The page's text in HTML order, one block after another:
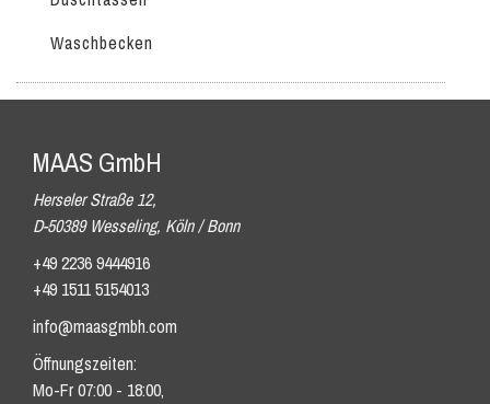
Waschbecken
MAAS GmbH
Herseler Straße 12,
D-50389 Wesseling, Köln / Bonn
+49 2236 9444916
+49 1511 5154013
info@maasgmbh.com
Öffnungszeiten:
Mo-Fr 07:00 - 18:00,